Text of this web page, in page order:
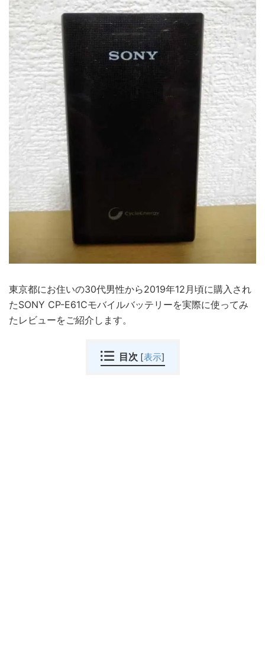
東京都にお住いの30代男性から2019年12月頃に購入され
たSONY CP-E61Cモバイルバッテリーを実際に使ってみ
たレビューをご紹介します。
目次 [表示]